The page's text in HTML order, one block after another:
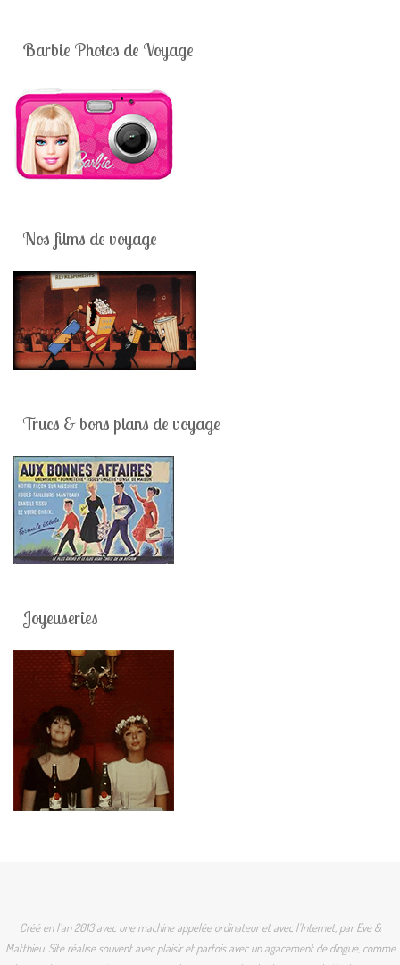
Barbie Photos de Voyage
Nos films de voyage
Trucs & bons plans de voyage
Joyeuseries
Créé en l'an 2013 avec une machine appelée ordinateur et avec l'Internet, par Eve &
Matthieu. Site réalise souvent avec plaisir et parfois avec un agacement de dingue, comme